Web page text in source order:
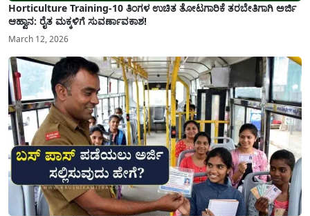
Horticulture Training-10 ತಿಂಗಳ ಉಚಿತ ತೋಟಗಾರಿಕೆ ತರಬೇತಿಗಾಗಿ ಅರ್ಜಿ
ಆಹ್ವಾನ: ರೈತ ಮಕ್ಕಳಿಗೆ ಸುವರ್ಣಾವಕಾಶ!
March 12, 2026